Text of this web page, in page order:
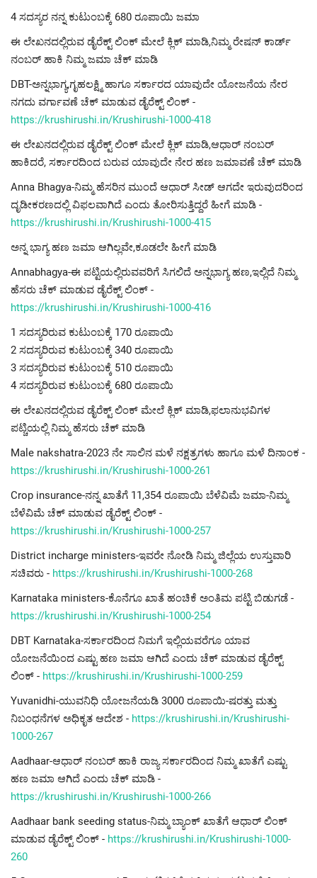
4 ಸದಸ್ಯರ ನನ್ನ ಕುಟುಂಬಕ್ಕೆ 680 ರೂಪಾಯಿ ಜಮಾ
ಈ ಲೇಖನದಲ್ಲಿರುವ ಡೈರೆಕ್ಟ್ ಲಿಂಕ್ ಮೇಲೆ ಕ್ಲಿಕ್ ಮಾಡಿ,ನಿಮ್ಮ ರೇಷನ್ ಕಾರ್ಡ್
ನಂಬರ್ ಹಾಕಿ ನಿಮ್ಮ ಜಮಾ ಚೆಕ್ ಮಾಡಿ
DBT-ಅನ್ನಭಾಗ್ಯ,ಗೃಹಲಕ್ಷ್ಮಿ ಹಾಗೂ ಸರ್ಕಾರದ ಯಾವುದೇ ಯೋಜನೆಯ ನೇರ
ನಗದು ವರ್ಗಾವಣೆ ಚೆಕ್ ಮಾಡುವ ಡೈರೆಕ್ಟ್ ಲಿಂಕ್ -
https://krushirushi.in/Krushirushi-1000-418
ಈ ಲೇಖನದಲ್ಲಿರುವ ಡೈರೆಕ್ಟ್ ಲಿಂಕ್ ಮೇಲೆ ಕ್ಲಿಕ್ ಮಾಡಿ,ಆಧಾರ್ ನಂಬರ್
ಹಾಕಿದರೆ, ಸರ್ಕಾರದಿಂದ ಬರುವ ಯಾವುದೇ ನೇರ ಹಣ ಜಮಾವಣೆ ಚೆಕ್ ಮಾಡಿ
Anna Bhagya-ನಿಮ್ಮ ಹೆಸರಿನ ಮುಂದೆ ಆಧಾರ್ ಸೀಡ್ ಆಗದೇ ಇರುವುದರಿಂದ
ದೃಡೀಕರಣದಲ್ಲಿ ವಿಫಲವಾಗಿದೆ ಎಂದು ತೋರಿಸುತ್ತಿದ್ದರೆ ಹೀಗೆ ಮಾಡಿ -
https://krushirushi.in/Krushirushi-1000-415
ಅನ್ನ ಭಾಗ್ಯ ಹಣ ಜಮಾ ಆಗಿಲ್ಲವೇ,ಕೂಡಲೇ ಹೀಗೆ ಮಾಡಿ
Annabhagya-ಈ ಪಟ್ಟಿಯಲ್ಲಿರುವವರಿಗೆ ಸಿಗಲಿದೆ ಅನ್ನಭಾಗ್ಯ ಹಣ,ಇಲ್ಲಿದೆ ನಿಮ್ಮ
ಹೆಸರು ಚೆಕ್ ಮಾಡುವ ಡೈರೆಕ್ಟ್ ಲಿಂಕ್ -
https://krushirushi.in/Krushirushi-1000-416
1 ಸದಸ್ಯರಿರುವ ಕುಟುಂಬಕ್ಕೆ 170 ರೂಪಾಯಿ
2 ಸದಸ್ಯರಿರುವ ಕುಟುಂಬಕ್ಕೆ 340 ರೂಪಾಯಿ
3 ಸದಸ್ಯರಿರುವ ಕುಟುಂಬಕ್ಕೆ 510 ರೂಪಾಯಿ
4 ಸದಸ್ಯರಿರುವ ಕುಟುಂಬಕ್ಕೆ 680 ರೂಪಾಯಿ
ಈ ಲೇಖನದಲ್ಲಿರುವ ಡೈರೆಕ್ಟ್ ಲಿಂಕ್ ಮೇಲೆ ಕ್ಲಿಕ್ ಮಾಡಿ,ಫಲಾನುಭವಿಗಳ
ಪಟ್ಚಿಯಲ್ಲಿ ನಿಮ್ಮ ಹೆಸರು ಚೆಕ್ ಮಾಡಿ
Male nakshatra-2023 ನೇ ಸಾಲಿನ ಮಳೆ ನಕ್ಷತ್ರಗಳು ಹಾಗೂ ಮಳೆ ದಿನಾಂಕ -
https://krushirushi.in/Krushirushi-1000-261
Crop insurance-ನನ್ನ ಖಾತೆಗೆ 11,354 ರೂಪಾಯಿ ಬೆಳೆವಿಮೆ ಜಮಾ-ನಿಮ್ಮ
ಬೆಳೆವಿಮೆ ಚೆಕ್ ಮಾಡುವ ಡೈರೆಕ್ಟ್ ಲಿಂಕ್ -
https://krushirushi.in/Krushirushi-1000-257
District incharge ministers-ಇವರೇ ನೋಡಿ ನಿಮ್ಮ ಜಿಲ್ಲೆಯ ಉಸ್ತುವಾರಿ
ಸಚಿವರು - https://krushirushi.in/Krushirushi-1000-268
Karnataka ministers-ಕೊನೆಗೂ ಖಾತೆ ಹಂಚಿಕೆ ಅಂತಿಮ ಪಟ್ಟಿ ಬಿಡುಗಡೆ -
https://krushirushi.in/Krushirushi-1000-254
DBT Karnataka-ಸರ್ಕಾರದಿಂದ ನಿಮಗೆ ಇಲ್ಲಿಯವರೆಗೂ ಯಾವ
ಯೋಜನೆಯಿಂದ ಎಷ್ಟು ಹಣ ಜಮಾ ಆಗಿದೆ ಎಂದು ಚೆಕ್ ಮಾಡುವ ಡೈರೆಕ್ಟ್
ಲಿಂಕ್ - https://krushirushi.in/Krushirushi-1000-259
Yuvanidhi-ಯುವನಿಧಿ ಯೋಜನೆಯಡಿ 3000 ರೂಪಾಯಿ-ಷರತ್ತು ಮತ್ತು
ನಿಬಂಧನೆಗಳ ಅಧಿಕೃತ ಆದೇಶ - https://krushirushi.in/Krushirushi-
1000-267
Aadhaar-ಆಧಾರ್ ನಂಬರ್ ಹಾಕಿ ರಾಜ್ಯ ಸರ್ಕಾರದಿಂದ ನಿಮ್ಮ ಖಾತೆಗೆ ಎಷ್ಟು
ಹಣ ಜಮಾ ಆಗಿದೆ ಎಂದು ಚೆಕ್ ಮಾಡಿ -
https://krushirushi.in/Krushirushi-1000-266
Aadhaar bank seeding status-ನಿಮ್ಮ ಬ್ಯಾಂಕ್ ಖಾತೆಗೆ ಆಧಾರ್ ಲಿಂಕ್
ಮಾಡುವ ಡೈರೆಕ್ಟ್ ಲಿಂಕ್ - https://krushirushi.in/Krushirushi-1000-
260